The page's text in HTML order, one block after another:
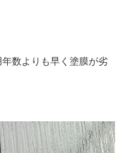
数よりも早く塗膜が劣